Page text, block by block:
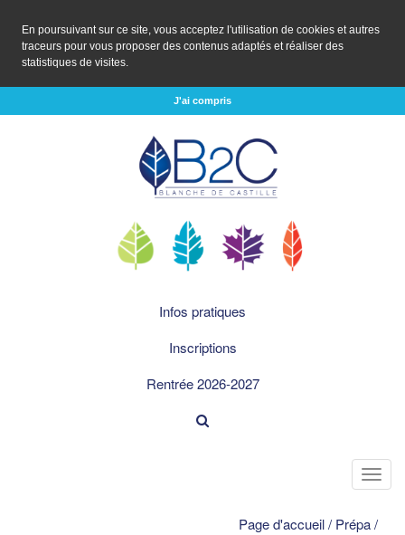
En poursuivant sur ce site, vous acceptez l'utilisation de cookies et autres
traceurs pour vous proposer des contenus adaptés et réaliser des
statistiques de visites.
J'ai compris
Infos pratiques
Inscriptions
Rentrée 2026-2027
Page d'accueil/ Prépa/